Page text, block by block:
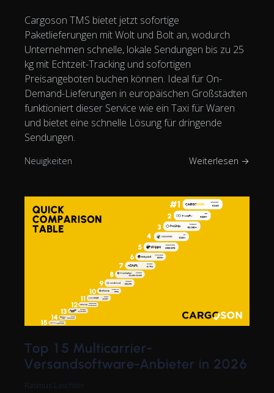
Cargoson TMS bietet jetzt sofortige
Paketlieferungen mit Wolt und Bolt an, wodurch
Unternehmen schnelle, lokale Sendungen bis zu 25
kg mit Echtzeit-Tracking und sofortigen
Preisangeboten buchen können. Ideal für On-
Demand-Lieferungen in europäischen Großstädten
funktioniert dieser Service wie ein Taxi für Waren
und bietet eine schnelle Lösung für dringende
Sendungen.
Neuigkeiten Weiterlesen →
Top 15 Multicarrier-
Versandsoftware-Anbieter in 2026
Rasmus Leichter